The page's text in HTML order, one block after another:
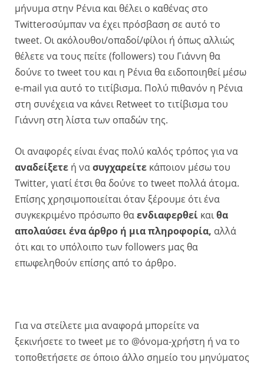
μήνυμα στην Ρένια και θέλει ο καθένας στο
Twitterοσύμπαν να έχει πρόσβαση σε αυτό το
tweet. Οι ακόλουθοι/οπαδοί/φίλοι ή όπως αλλιώς
θέλετε να τους πείτε (followers) του Γιάννη θα
δούνε το tweet του και η Ρένια θα ειδοποιηθεί μέσω
e-mail για αυτό το τιτίβισμα. Πολύ πιθανόν η Ρένια
στη συνέχεια να κάνει Retweet το τιτίβισμα του
Γιάννη στη λίστα των οπαδών της.
Οι αναφορές είναι ένας πολύ καλός τρόπος για να
αναδείξετε ή νασυγχαρείτε κάποιον μέσω του
Twitter, γιατί έτσι θα δούνε το tweet πολλά άτομα.
Επίσης χρησιμοποιείται όταν ξέρουμε ότι ένα
συγκεκριμένο πρόσωπο θαενδιαφερθεί καιθα
απολαύσει ένα άρθρο ή μια πληροφορία, αλλά
ότι και το υπόλοιπο των followers μας θα
επωφεληθούν επίσης από το άρθρο.
Για να στείλετε μια αναφορά μπορείτε να
ξεκινήσετε το tweet με το @όνομα-χρήστη ή να το
τοποθετήσετε σε όποιο άλλο σημείο του μηνύματος